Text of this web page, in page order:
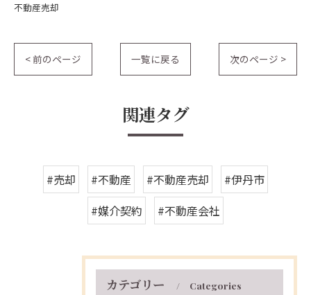
不動産売却
< 前のページ 一覧に戻る 次のページ >
関連タグ
#売却 #不動産 #不動産売却
#伊丹市
#媒介契約
#不動産会社
カテゴリー Categories